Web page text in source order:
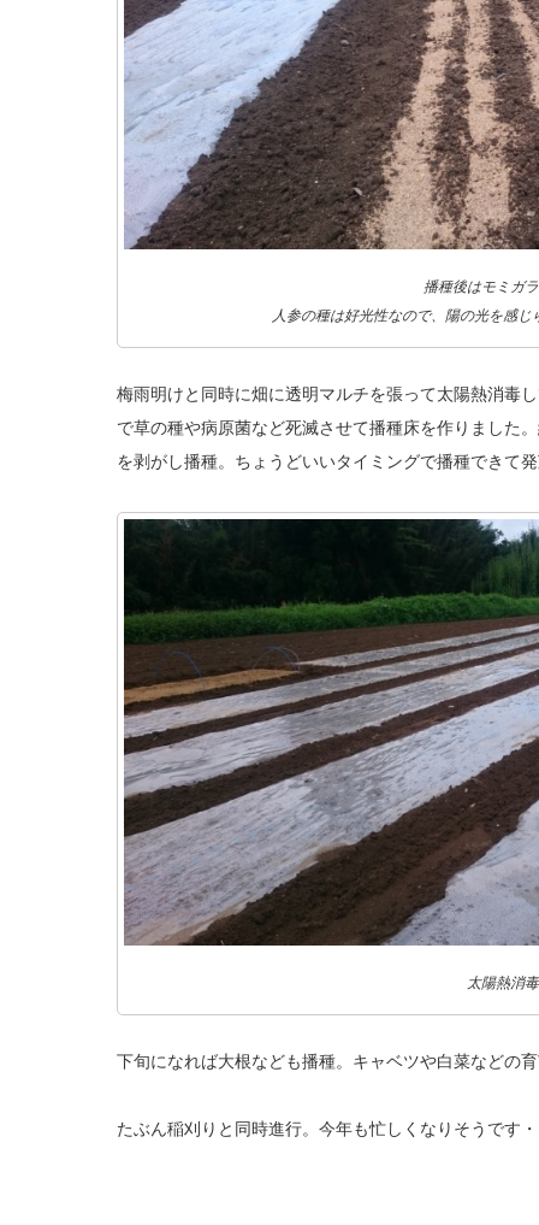
播種後はモミガ
人参の種は好光性なので、陽の光を感
梅雨明けと同時に畑に透明マルチを張って太陽熱消毒
で草の種や病原菌など死滅させて播種床を作りました
を剥がし播種。ちょうどいいタイミングで播種できて
太陽熱消毒
下旬になれば大根なども播種。キャベツや白菜などの
たぶん稲刈りと同時進行。今年も忙しくなりそうです